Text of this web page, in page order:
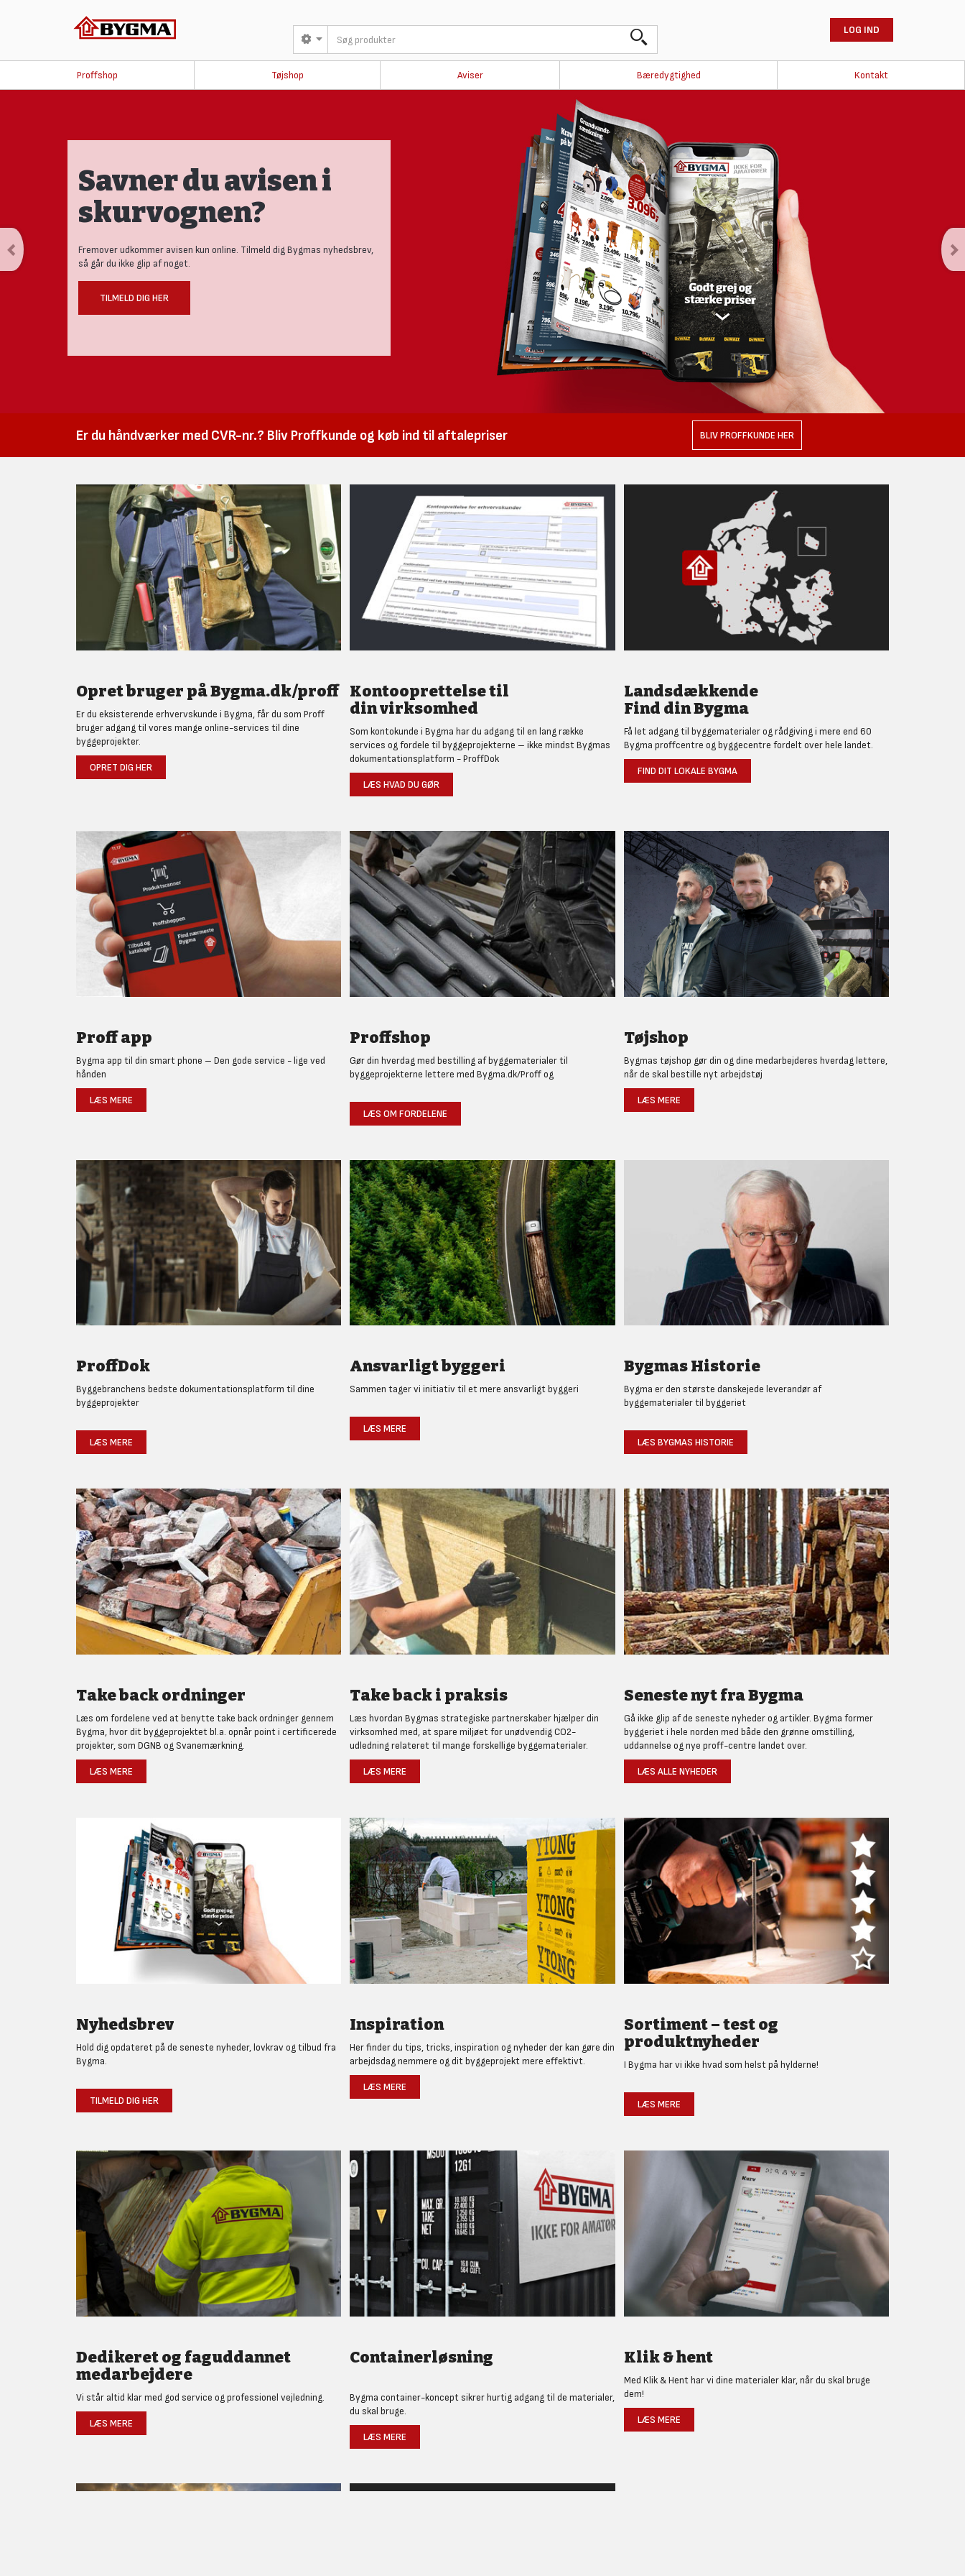
LOG IND
Proffshop Tøjshop Aviser Bæredygtighed Kontakt
Savner du avisen i
skurvognen?
Fremover udkommer avisen kun online. Tilmeld dig Bygmas nyhedsbrev,
så går du ikke glip af noget.
TILMELD DIG HER
Er du håndværker med CVR-nr.? Bliv Proffkunde og køb ind til aftalepriser BLIV PROFFKUNDE HER
Opret bruger på Bygma.dk/proff
Er du eksisterende erhvervskunde i Bygma, får du som Proff
bruger adgang til vores mange online-services til dine
byggeprojekter.
OPRET DIG HER
Kontooprettelse til
din virksomhed
Som kontokunde i Bygma har du adgang til en lang række
services og fordele til byggeprojekterne – ikke mindst Bygmas
dokumentationsplatform - ProffDok
LÆS HVAD DU GØR
Landsdækkende
Find din Bygma
Få let adgang til byggematerialer og rådgiving i mere end 60
Bygma proffcentre og byggecentre fordelt over hele landet.
FIND DIT LOKALE BYGMA
Proff app
Bygma app til din smart phone – Den gode service - lige ved
hånden
LÆS MERE
Proffshop
Gør din hverdag med bestilling af byggematerialer til
byggeprojekterne lettere med Bygma.dk/Proff og
LÆS OM FORDELENE
Tøjshop
Bygmas tøjshop gør din og dine medarbejderes hverdag lettere,
når de skal bestille nyt arbejdstøj
LÆS MERE
ProffDok
Byggebranchens bedste dokumentationsplatform til dine
byggeprojekter
LÆS MERE
Ansvarligt byggeri
Sammen tager vi initiativ til et mere ansvarligt byggeri
LÆS MERE
Bygmas Historie
Bygma er den største danskejede leverandør af
byggematerialer til byggeriet
LÆS BYGMAS HISTORIE
Take back ordninger
Læs om fordelene ved at benytte take back ordninger gennem
Bygma, hvor dit byggeprojektet bl.a. opnår point i certificerede
projekter, som DGNB og Svanemærkning.
LÆS MERE
Take back i praksis
Læs hvordan Bygmas strategiske partnerskaber hjælper din
virksomhed med, at spare miljøet for unødvendig CO2-
udledning relateret til mange forskellige byggematerialer.
LÆS MERE
Seneste nyt fra Bygma
Gå ikke glip af de seneste nyheder og artikler. Bygma former
byggeriet i hele norden med både den grønne omstilling,
uddannelse og nye proff-centre landet over.
LÆS ALLE NYHEDER
Nyhedsbrev
Hold dig opdateret på de seneste nyheder, lovkrav og tilbud fra
Bygma.
TILMELD DIG HER
Inspiration
Her finder du tips, tricks, inspiration og nyheder der kan gøre din
arbejdsdag nemmere og dit byggeprojekt mere effektivt.
LÆS MERE
Sortiment – test og
produktnyheder
I Bygma har vi ikke hvad som helst på hylderne!
LÆS MERE
Dedikeret og faguddannet
medarbejdere
Vi står altid klar med god service og professionel vejledning.
LÆS MERE
Containerløsning
Bygma container-koncept sikrer hurtig adgang til de materialer,
du skal bruge.
LÆS MERE
Klik & hent
Med Klik & Hent har vi dine materialer klar, når du skal bruge
dem!
LÆS MERE